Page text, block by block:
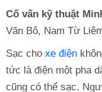
Cố vấn kỹ thuật
Văn Bô, Nam Từ
Sạc cho xe điện
tức là điện một pha
cũng có thể sạc.